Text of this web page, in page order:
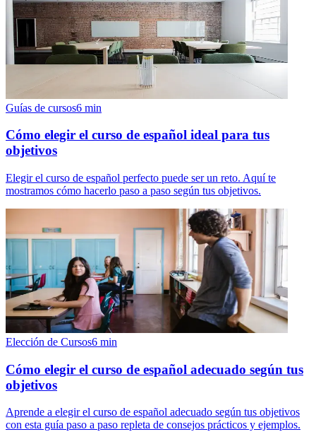
Guías de cursos6 min
Cómo elegir el curso de español ideal para tus
objetivos
Elegir el curso de español perfecto puede ser un reto. Aquí te
mostramos cómo hacerlo paso a paso según tus objetivos.
Elección de Cursos6 min
Cómo elegir el curso de español adecuado según tus
objetivos
Aprende a elegir el curso de español adecuado según tus objetivos
con esta guía paso a paso repleta de consejos prácticos y ejemplos.